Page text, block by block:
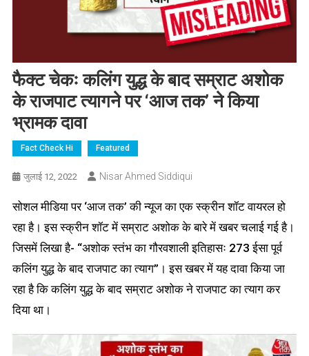
फैक्ट चेकः कलिंग युद्ध के बाद सम्राट अशोक
के राजपाट त्यागने पर ‘आज तक’ ने किया
भ्रामक दावा
Fact Check Hi Featured
जुलाई 12, 2022 Nisar Ahmed Siddiqui
सोशल मीडिया पर ‘आज तक’ की न्यूज का एक स्क्रीन शॉट वायरल हो
रहा है। इस स्क्रीन शॉट में सम्राट अशोक के बारे में खबर चलाई गई है।
जिसमें लिखा है- “अशोक स्तंभ का गौरवशाली इतिहासः 273 ईसा पूर्व
कलिंग युद्ध के बाद राजपाट का त्याग”। इस खबर में यह दावा किया जा
रहा है कि कलिंग युद्ध के बाद सम्राट अशोक ने राजपाट का त्याग कर
दिया था।